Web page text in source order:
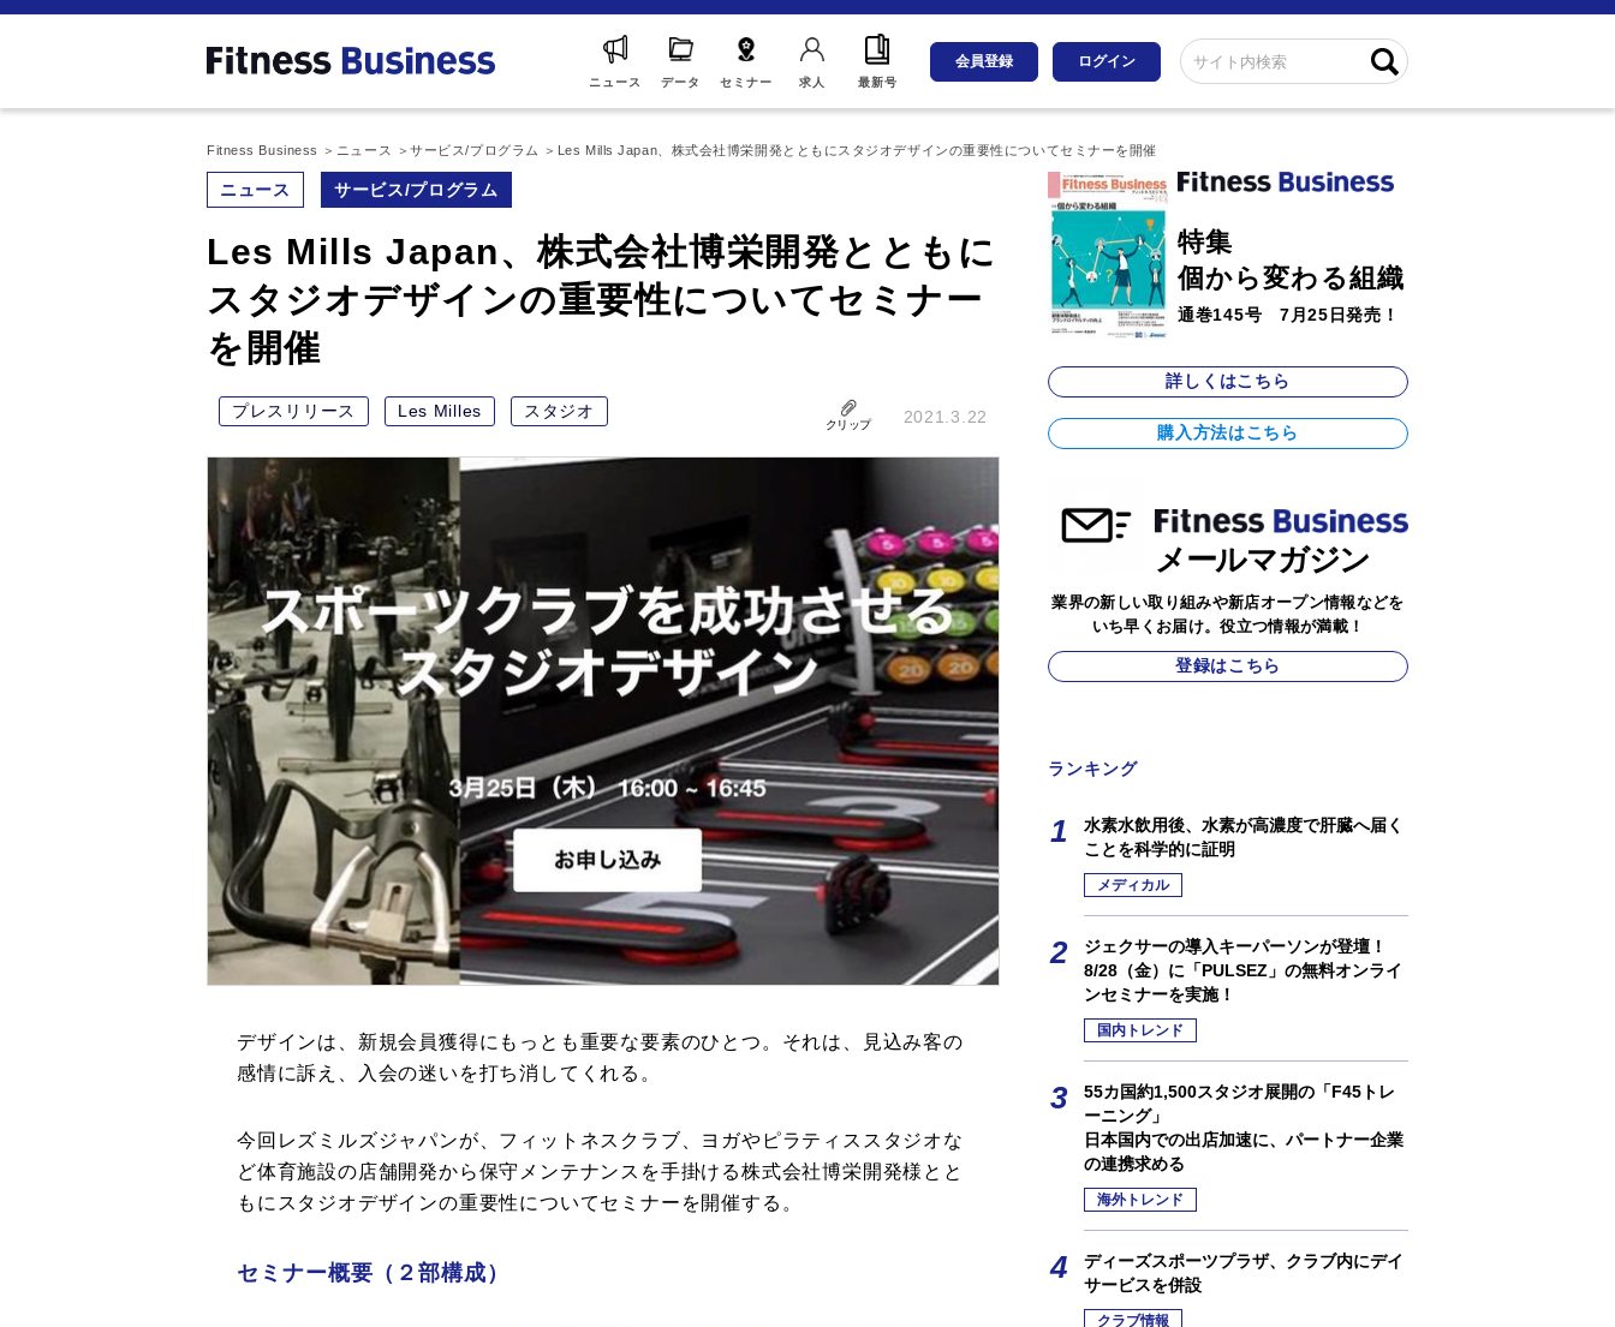
ニュース データ セミナー 求人 最新号
会員登録 ログイン
Fitness Business ニュース サービス/プログラム Les Mills Japan、株式会社博栄開発とともにスタジオデザインの重要性についてセミナーを開催
ニュース サービス/プログラム
Les Mills Japan、株式会社博栄開発とともに
スタジオデザインの重要性についてセミナー
を開催
プレスリリース Les Milles スタジオ
クリップ 2021.3.22
デザインは、新規会員獲得にもっとも重要な要素のひとつ。それは、見込み客の
感情に訴え、入会の迷いを打ち消してくれる。
今回レズミルズジャパンが、フィットネスクラブ、ヨガやピラティススタジオな
ど体育施設の店舗開発から保守メンテナンスを手掛ける株式会社博栄開発様とと
もにスタジオデザインの重要性についてセミナーを開催する。
セミナー概要（２部構成）
特集
個から変わる組織
通巻145号 7月25日発売！
詳しくはこちら
購入方法はこちら
メールマガジン
業界の新しい取り組みや新店オープン情報などを
いち早くお届け。役立つ情報が満載！
登録はこちら
ランキング
水素水飲用後、水素が高濃度で肝臓へ届く
ことを科学的に証明
メディカル
ジェクサーの導入キーパーソンが登壇！
8/28（金）に「PULSEZ」の無料オンライ
ンセミナーを実施！
国内トレンド
55カ国約1,500スタジオ展開の「F45トレ
ーニング」
日本国内での出店加速に、パートナー企業
の連携求める
海外トレンド
ディーズスポーツプラザ、クラブ内にデイ
サービスを併設
クラブ情報